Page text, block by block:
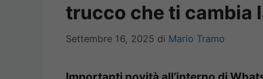
trucco che ti cambia
Settembre 16, 2025 di Mario Tramo